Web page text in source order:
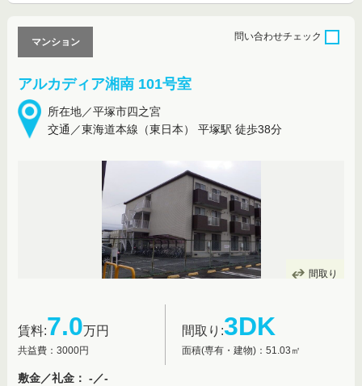
アルカディア湘南 101号室
所在地／平塚市四之宮
交通／東海道本線（東日本） 平塚駅 徒歩38分
マンション
問い合わせチェック
間取り
賃料:7.0万円
共益費：3000円
間取り:3DK
面積(専有・建物)：51.03㎡
敷金／礼金： -／-